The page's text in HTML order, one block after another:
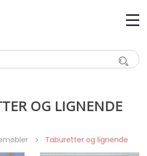
OG LIGNENDE
Taburetter og lignende